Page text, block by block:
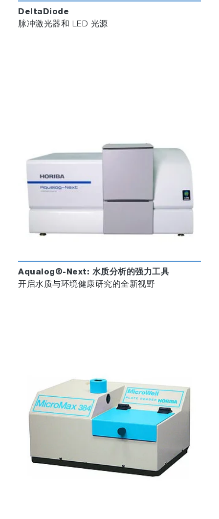
DeltaDiode
脉冲激光器和 LED 光源
Aqualog®-Next: 水质分析的强力工具
开启水质与环境健康研究的全新视野